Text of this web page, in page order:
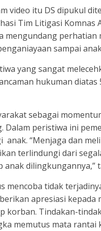
video itu DS dipukul
Tim Litigasi
mengundang
sampai
yang sangat
hukuman diatas
sebagai
Dalam peristiwa ini
“Menjaga dan
terlindungi dari
dilingkungannya,”
mencoba tidak
apresiasi kepada
korban. Tindakan-
memutus mata